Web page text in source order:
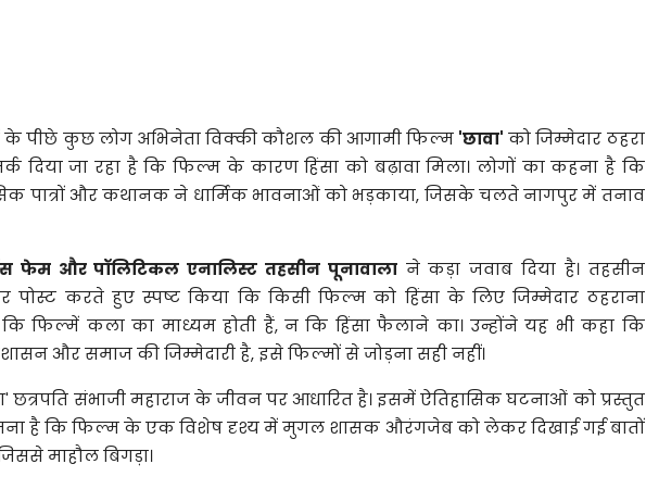
के पीछे कुछ लोग अभिनेता विक्की कौशल की आगामी फिल्म 'छावा' को जिम्मेदार ठहरा
दिया जा रहा है कि फिल्म के कारण हिंसा को बढ़ावा मिला। लोगों का कहना है कि
पात्रों और कथानक ने धार्मिक भावनाओं को भड़काया, जिसके चलते नागपुर में तनाव
फेम और पॉलिटिकल एनालिस्ट तहसीन पूनावालाने कड़ा जवाब दिया है। तहसीन
पोस्ट करते हुए स्पष्ट किया कि किसी फिल्म को हिंसा के लिए जिम्मेदार ठहराना
कि फिल्में कला का माध्यम होती हैं, न कि हिंसा फैलाने का। उन्होंने यह भी कहा कि
और समाज की जिम्मेदारी है, इसे फिल्मों से जोड़ना सही नहीं।
संभाजी महाराज के जीवन पर आधारित है। इसमें ऐतिहासिक घटनाओं को प्रस्तुत
है कि फिल्म के एक विशेष दृश्य में मुगल शासक औरंगजेब को लेकर दिखाई गई बातों
माहौल बिगड़ा।